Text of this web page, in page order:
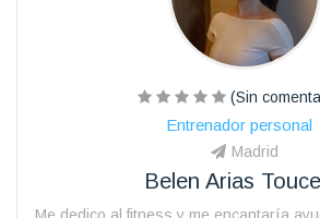
(Sin
Entrenador personal
Madrid
Belen Arias
Me dedico al fitness y me encantaría